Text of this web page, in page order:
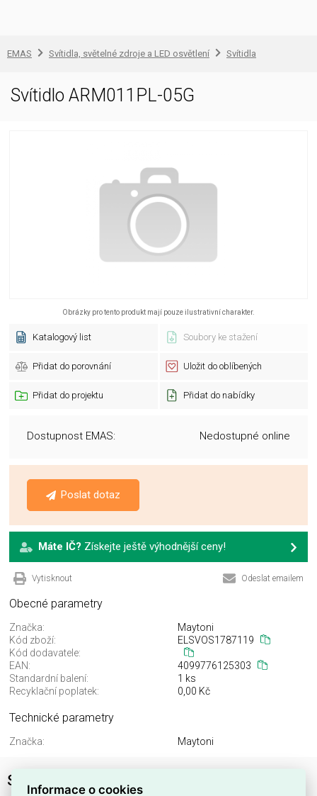
EMAS Svítidla, světelné zdroje a LED osvětlení Svítidla
Svítidlo ARM011PL-05G
Obrázky pro tento produkt mají pouze ilustrativní charakter.
Katalogový list Soubory ke stažení
Přidat do porovnání Uložit do oblíbených
Přidat do projektu Přidat do nabídky
Dostupnost EMAS: Nedostupné online
Poslat dotaz
Máte IČ? Získejte ještě výhodnější ceny!
Vytisknout Odeslat emailem
Obecné parametry
Značka:
Maytoni
Kód zboží:
ELSVOS1787119
Kód dodavatele:
EAN:
4099776125303
Standardní balení:
1 ks
Recyklační poplatek:
0,00 Kč
Technické parametry
Značka: Maytoni
Svítidlo ARM011PL-05G
Informace o cookies